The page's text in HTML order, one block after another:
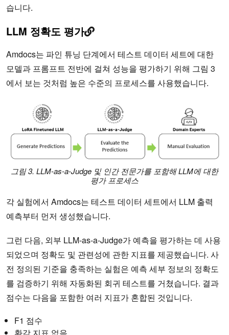
습니다.
LLM 정확도 평가
Amdocs는 파인 튜닝 단계에서 테스트 데이터 세트에 대한
모델과 프롬프트 전반에 걸쳐 성능을 평가하기 위해 그림 3
에서 보는 것처럼 높은 수준의 프로세스를 사용했습니다.
그림 3. LLM-as-a-Judge 및 인간 전문가를 포함해 LLM에 대한
평가 프로세스
각 실험에서 Amdocs는 테스트 데이터 세트에서 LLM 출력
예측부터 먼저 생성했습니다.
그런 다음, 외부 LLM-as-a-Judge가 예측을 평가하는 데 사용
되었으며 정확도 및 관련성에 관한 지표를 제공했습니다. 사
전 정의된 기준을 충족하는 실험은 예측 세부 정보의 정확도
를 검증하기 위해 자동화된 회귀 테스트를 거쳤습니다. 결과
점수는 다음을 포함한 여러 지표가 혼합된 것입니다.
F1 점수